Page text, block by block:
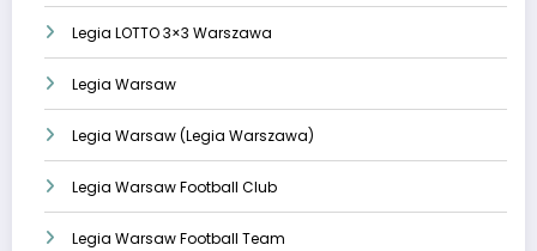
Legia LOTTO 3×3 Warszawa
Legia Warsaw
Legia Warsaw (Legia Warszawa)
Legia Warsaw Football Club
Legia Warsaw Football Team